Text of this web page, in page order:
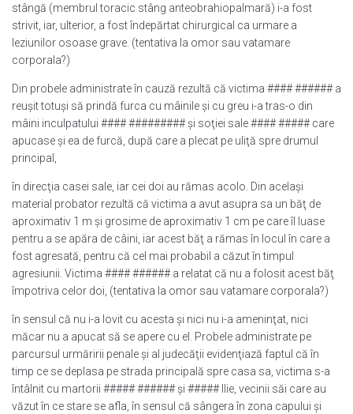
stângă (membrul toracic stâng anteobrahiopalmară) i-a fost
strivit, iar, ulterior, a fost îndepărtat chirurgical ca urmare a
leziunilor osoase grave. (tentativa la omor sau vatamare
corporala?)
Din probele administrate în cauză rezultă că victima #### ###### a
reuşit totuşi să prindă furca cu mâinile şi cu greu i-a tras-o din
mâini inculpatului #### ######### şi soţiei sale #### ##### care
apucase şi ea de furcă, după care a plecat pe uliţă spre drumul
principal,
în direcţia casei sale, iar cei doi au rămas acolo. Din acelaşi
material probator rezultă că victima a avut asupra sa un băţ de
aproximativ 1 m şi grosime de aproximativ 1 cm pe care îl luase
pentru a se apăra de câini, iar acest băţ a rămas în locul în care a
fost agresată, pentru că cel mai probabil a căzut în timpul
agresiunii. Victima #### ###### a relatat că nu a folosit acest băţ
împotriva celor doi, (tentativa la omor sau vatamare corporala?)
în sensul că nu i-a lovit cu acesta şi nici nu i-a ameninţat, nici
măcar nu a apucat să se apere cu el. Probele administrate pe
parcursul urmăririi penale şi al judecăţii evidenţiază faptul că în
timp ce se deplasa pe strada principală spre casa sa, victima s-a
întâlnit cu martorii ##### ###### şi ##### IIie, vecinii săi care au
văzut în ce stare se afla, în sensul că sângera în zona capului şi